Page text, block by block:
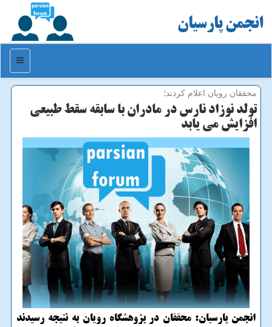
انجمن پارسیان
منو
محققان رویان اعلام كردند؛
تولد نوزاد نارس در مادران با سابقه سقط طبیعی
افزایش می یابد
انجمن پارسیان: محققان در پژوهشگاه رویان به نتیجه رسیدند